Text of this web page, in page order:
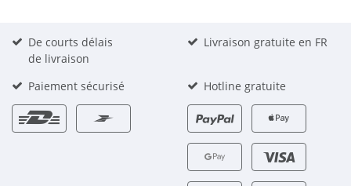
De courts délais
de livraison
Livraison gratuite en FR
Paiement sécurisé Hotline gratuite